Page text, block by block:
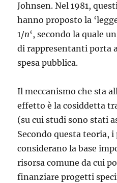
Johnsen. Nel 1981,
hanno proposto la
1/n‘, secondo la quale
di rappresentanti porta
spesa pubblica.
Il meccanismo che sta
effetto è la cosiddetta
(su cui studi sono stati
Secondo questa teoria,
considerano la base
risorsa comune da cui
finanziare progetti